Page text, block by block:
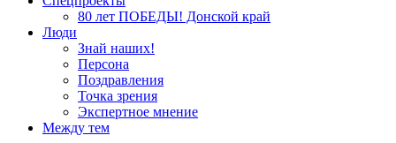
80 лет ПОБЕДЫ! Донской край
Люди
Знай наших!
Персона
Поздравления
Точка зрения
Экспертное мнение
Между тем